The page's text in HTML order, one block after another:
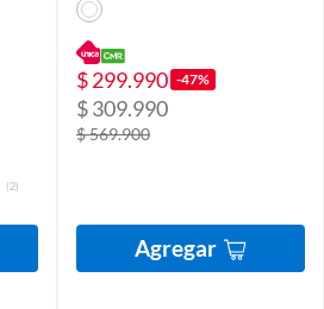
(2)
$ 299.990 -47%
$ 309.990
$ 569.900
Agregar